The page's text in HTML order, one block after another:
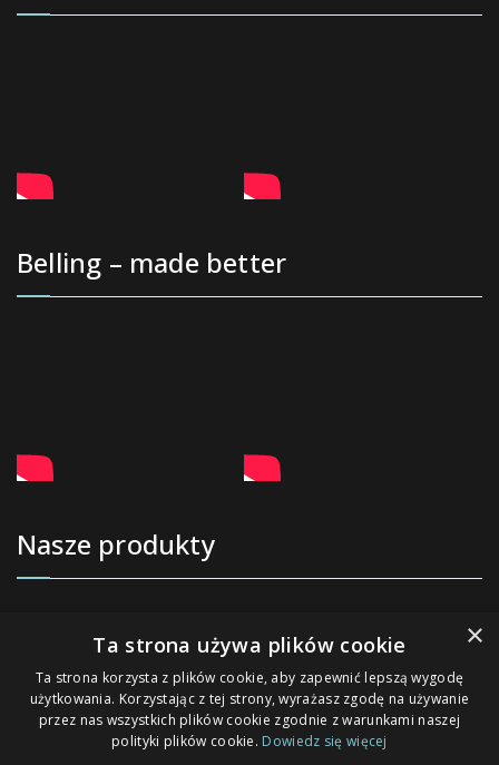
Belling – made better
Nasze produkty
Okapy kuchenne
Lodówki wolnostojące
Lodówki na wino
×
Ta strona używa plików cookie
Ta strona korzysta z plików cookie, aby zapewnić lepszą wygodę
użytkowania. Korzystając z tej strony, wyrażasz zgodę na używanie
przez nas wszystkich plików cookie zgodnie z warunkami naszej
polityki plików cookie. Dowiedz się więcej